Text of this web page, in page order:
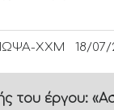
ΧΧΜ 18/07/
έργου: